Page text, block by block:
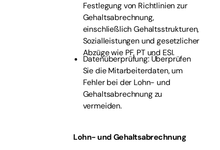
Festlegung von Richtlinien zur
Gehaltsabrechnung,
einschließlich Gehaltsstrukturen,
Sozialleistungen und gesetzlicher
Abzüge wie PF, PT und ESI.
Datenüberprüfung: Überprüfen
Sie die Mitarbeiterdaten, um
Fehler bei der Lohn- und
Gehaltsabrechnung zu
vermeiden.
Lohn- und Gehaltsabrechnung